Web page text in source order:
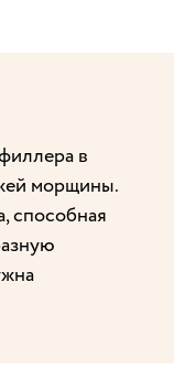
в
морщины.
способная